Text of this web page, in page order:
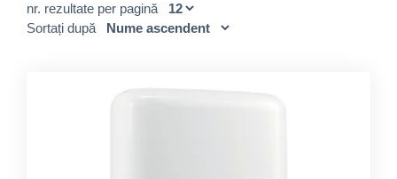
nr. rezultate per pagină
Sortați după